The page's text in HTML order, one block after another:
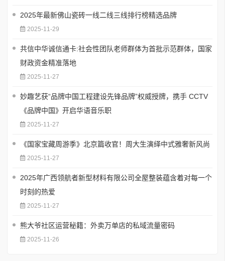
2025年最新佛山瓷砖一线二线三线排行榜精选品牌
2025-11-29
共信中华诚信通卡:社会性团队老师群体为首批示范群体，国家
财政资金精准落地
2025-11-27
妙趣艺获“品牌中国工程建设先锋品牌”权威授牌，携手 CCTV
《品牌中国》开启华语音乐职
2025-11-27
《国家宝藏周游季》北京篇收官！周大生演绎中式雅奢新风尚
2025-11-27
2025年广西领航者新型材料有限公司全屋整装蕴含着对每一个
时刻的热爱
2025-11-27
熊大爷社区运营秘籍：外卖万单店的私域流量密码
2025-11-26